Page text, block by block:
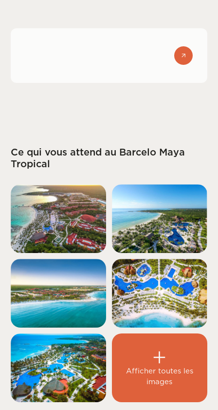
Ce qui vous attend au Barcelo Maya
Tropical
Afficher toutes les
images